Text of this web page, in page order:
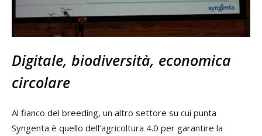
Digitale, biodiversità, economica
circolare
Al fianco del breeding, un altro settore su cui punta
Syngenta è quello dell’agricoltura 4.0 per garantire la